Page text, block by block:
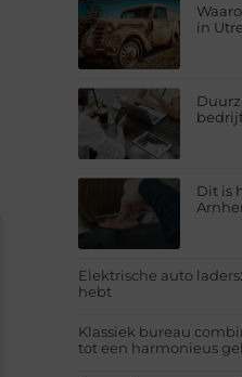
in
Dit is
Elektrische auto
hebt
Klassiek bureau
tot een harmonieus